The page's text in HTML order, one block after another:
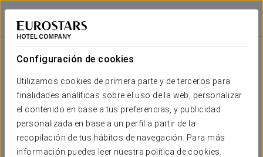
Configuración de cookies
Utilizamos cookies de primera parte y de terceros para
finalidades analíticas sobre el uso de la web, personalizar
el contenido en base a tus preferencias, y publicidad
personalizada en base a un perfil a partir de la
recopilación de tus hábitos de navegación. Para más
información puedes leer nuestra política de cookies.
Eurostars Hotel de la Reconquista
OVIEDO
Tu boda en
SOLICITAR PRESUPUESTO